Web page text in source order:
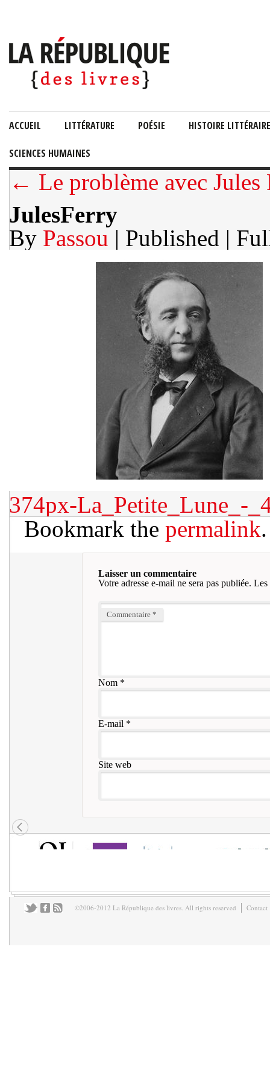
ACCUEIL LITTÉRATURE POÉSIE HISTOIRE LITTÉRAIRE
SCIENCES HUMAINES
← Le problème avec Jules
JulesFerry
By Passou | Published |
374px-La_Petite_Lune_-
Bookmark the permalink.
Laisser un commentaire
Votre adresse e-mail ne sera pas publiée. Les
Commentaire *
Nom*
E-mail *
Site web
©2006-2012 La République des livres. All rights reserved Contact